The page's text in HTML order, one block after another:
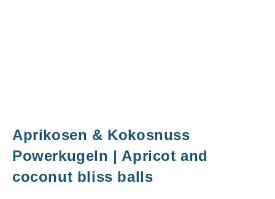
Aprikosen & Kokosnuss
Powerkugeln | Apricot and
coconut bliss balls